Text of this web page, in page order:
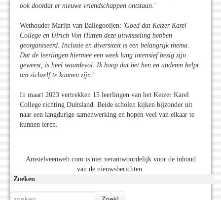
ook doordat er nieuwe vriendschappen ontstaan.'
Wethouder Marijn van Ballegooijen: 'Goed dat Keizer Karel
College en Ulrich Von Hutten deze uitwisseling hebben
georganiseerd. Inclusie en diversiteit is een belangrijk thema.
Dat de leerlingen hiermee een week lang intensief bezig zijn
geweest, is heel waardevol. Ik hoop dat het hen en anderen helpt
om zichzelf te kunnen zijn.'
In maart 2023 vertrekken 15 leerlingen van het Keizer Karel
College richting Duitsland. Beide scholen kijken bijzonder uit
naar een langdurige samenwerking en hopen veel van elkaar te
kunnen leren.
Amstelveenweb.com is niet verantwoordelijk voor de inhoud
van de nieuwsberichten.
Zoeken